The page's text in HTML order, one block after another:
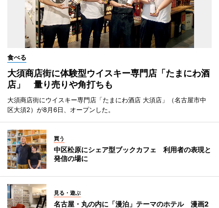
食べる
大須商店街に体験型ウイスキー専門店「たまにわ酒
店」 量り売りや角打ちも
大須商店街にウイスキー専門店「たまにわ酒店 大須店」（名古屋市中
区大須2）が8月6日、オープンした。
買う
中区松原にシェア型ブックカフェ 利用者の表現と
発信の場に
見る・遊ぶ
名古屋・丸の内に「漫泊」テーマのホテル 漫画2